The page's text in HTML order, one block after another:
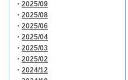
・ 2025/09
・ 2025/08
・ 2025/06
・ 2025/04
・ 2025/03
・ 2025/02
・ 2024/12